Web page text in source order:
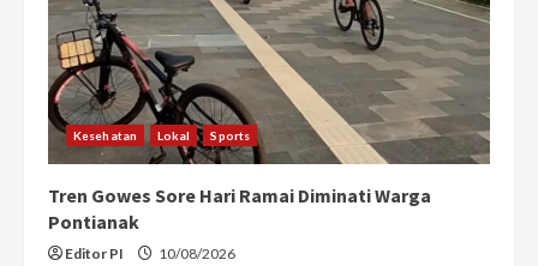
a
d
i
n
g
Kesehatan Lokal Sports
Tren Gowes Sore Hari Ramai Diminati Warga
Pontianak
Editor PI 10/08/2026